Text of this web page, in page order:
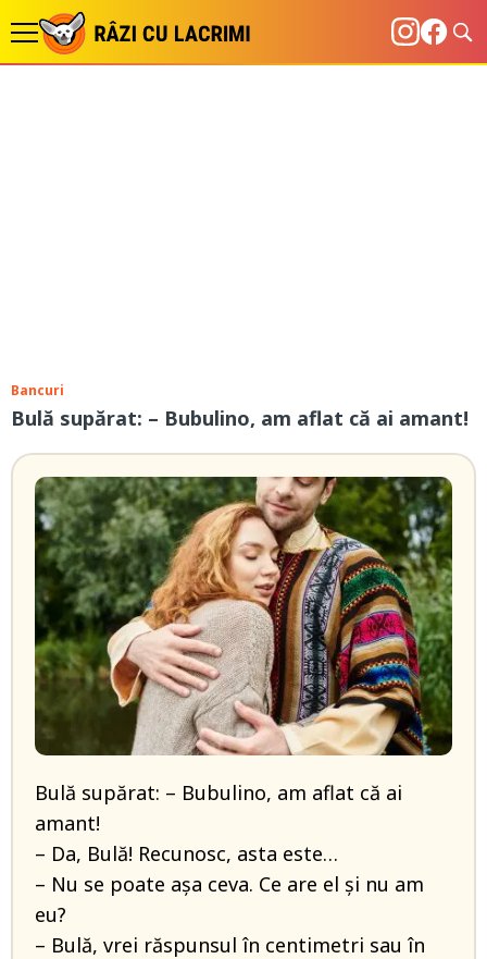
Bancuri
Bulă supărat: – Bubulino, am aflat că ai amant!
Bulă supărat: – Bubulino, am aflat că ai
amant!
– Da, Bulă! Recunosc, asta este…
– Nu se poate așa ceva. Ce are el și nu am
eu?
– Bulă, vrei răspunsul în centimetri sau în